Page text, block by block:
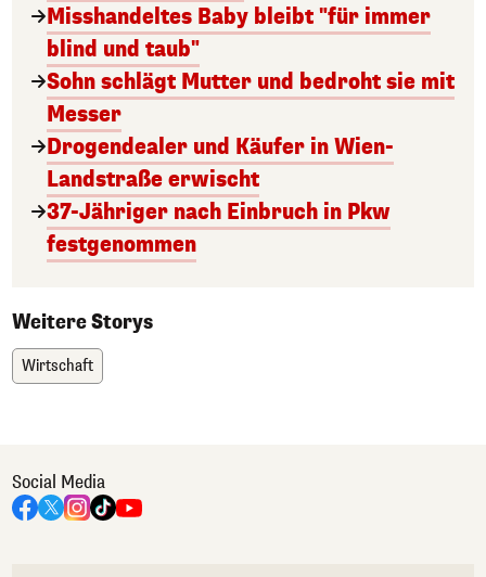
Misshandeltes Baby bleibt "für immer
blind und taub"
Sohn schlägt Mutter und bedroht sie mit
Messer
Drogendealer und Käufer in Wien-
Landstraße erwischt
37-Jähriger nach Einbruch in Pkw
festgenommen
Weitere Storys
Wirtschaft
Social Media